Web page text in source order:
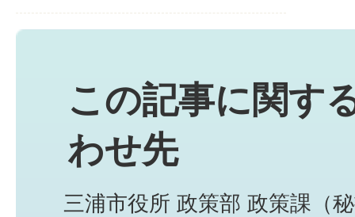
この記事に関す
わせ先
三浦市役所 政策部 政策課（